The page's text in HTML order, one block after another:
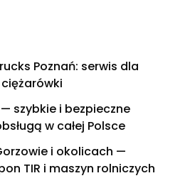
Poznań: serwis dla
szybkie i bezpieczne
w całej Polsce
i okolicach —
TIR i maszyn rolniczych